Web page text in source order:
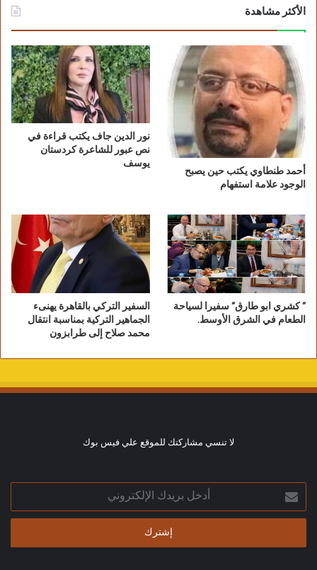
الأكثر مشاهدة
أحمد طنطاوي يكتب حين يصبح
الوجود علامة استفهام
نور الدين جاف يكتب قراءة في
نص عبور للشاعرة كردستان
يوسف
” كشري ابو طارق” سفيرا لسياحة
الطعام في الشرق الأوسط.
السفير التركي بالقاهرة يهنىء
الجماهير التركية بمناسبة انتقال
محمد صلاح إلى طرابزون
لا تنسي مشاركتك للموقع علي فيس بوك
أدخل
بريدك
الإلكتروني